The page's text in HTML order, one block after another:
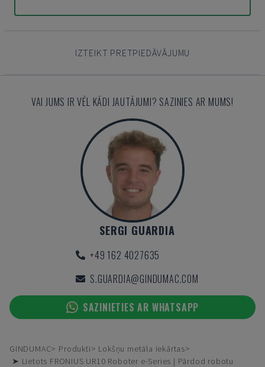
IZTEIKT PRETPIEDĀVĀJUMU
VAI JUMS IR VĒL KĀDI JAUTĀJUMI? SAZINIES AR MUMS!
SERGI GUARDIA
+49 162 4027635
S.GUARDIA@GINDUMAC.COM
SAZINIETIES AR WHATSAPP
GINDUMAC Produkti
Lokšņu metāla iekārtas
➤ Lietots FRONIUS UR10 Roboter e-Series | Pārdod robotu